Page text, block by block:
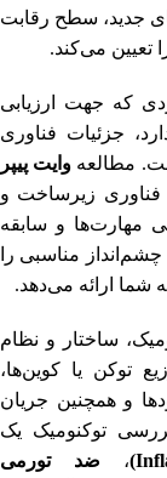
جدید، سطح رقابت
تعیین می‌کند.
که جهت ارزیابی
جزئیات فناوری
مطالعه وایت پیپر
فناوری زیرساخت و
مهارت‌ها و سابقه
مناسبی را
شما ارائه می‌دهد.
ساختار و نظام
توکن یا کوین‌ها،
و همچنین جریان
توکنومیک یک
، ضد تورمی